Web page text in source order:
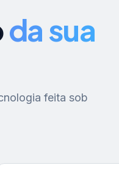
da sua
feita sob